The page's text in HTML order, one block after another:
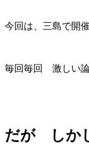
今回は、三島で開
毎回毎回 激しい
だが しか